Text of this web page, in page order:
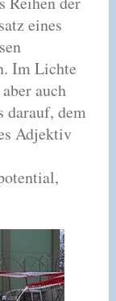
eines
Im Lichte
auch
darauf, dem
Adjektiv